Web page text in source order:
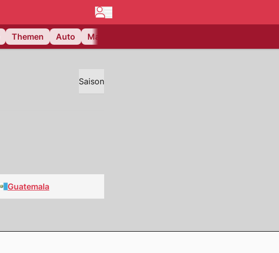
Themen Auto Matchcenter
Saison
Guatemala